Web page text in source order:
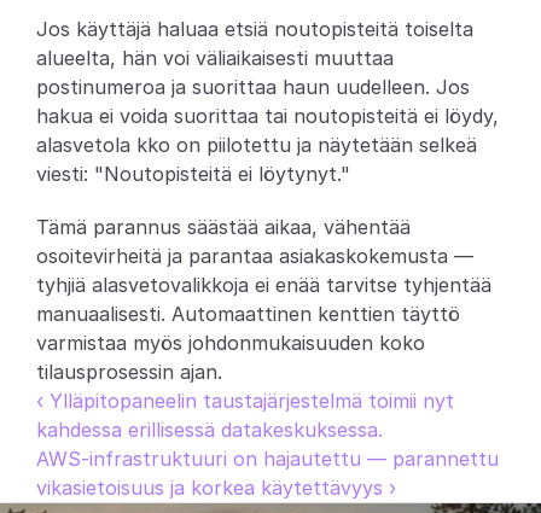
Muutosloki
Tuki
Kehittäjille
Varaa demo
Jos käyttäjä haluaa etsiä noutopisteitä toiselta
alueelta, hän voi väliaikaisesti muuttaa
postinumeroa ja suorittaa haun uudelleen. Jos
hakua ei voida suorittaa tai noutopisteitä ei löydy,
alasvetola kko on piilotettu ja näytetään selkeä
viesti: "Noutopisteitä ei löytynyt."
Tämä parannus säästää aikaa, vähentää
osoitevirheitä ja parantaa asiakaskokemusta —
tyhjiä alasvetovalikkoja ei enää tarvitse tyhjentää
manuaalisesti. Automaattinen kenttien täyttö
varmistaa myös johdonmukaisuuden koko
tilausprosessin ajan.
‹ Ylläpitopaneelin taustajärjestelmä toimii nyt
kahdessa erillisessä datakeskuksessa.
AWS-infrastruktuuri on hajautettu — parannettu
vikasietoisuus ja korkea käytettävyys ›